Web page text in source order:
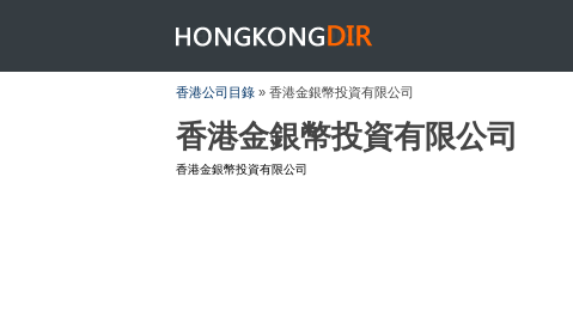
HONGKONGDIR
香港公司目錄 » 香港金銀幣投資有限公司
香港金銀幣投資有限公司
香港金銀幣投資有限公司